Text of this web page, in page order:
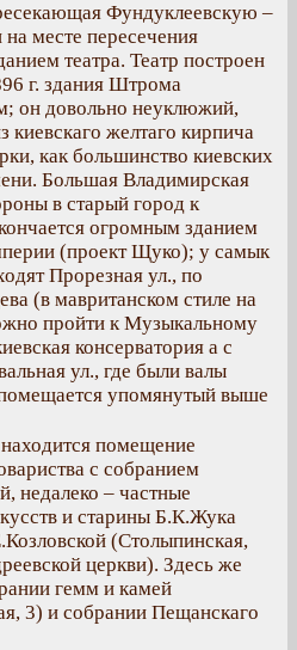
Фундуклеевскую –
месте пересечения
театра. Театр построен
г. здания Штрома
он довольно неуклюжий,
желтаго кирпича
как большинство киевских
Большая Владимирская
в старый город к
огромным зданием
(проект Щуко); у самык
Прорезная ул., по
(в мавританском стиле на
пройти к Музыкальному
консерватория а с
ул., где были валы
упомянутый выше
помещение
с собранием
недалеко – частные
и старины Б.К.Жука
(Столыпинская,
церкви). Здесь же
гемм и камей
3) и собрании Пещанскаго